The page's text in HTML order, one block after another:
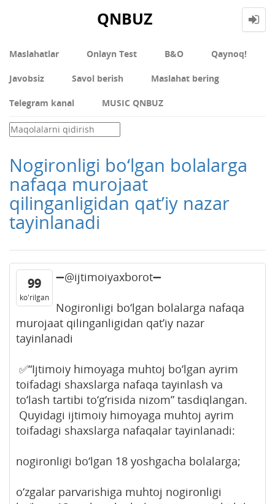
QNBUZ
Maslahatlar Onlayn Test В&О Qaynoq!
Javobsiz Savol berish Maslahat bering
Telegram kanal MUSIC QNBUZ
Nogironligi bo‘lgan bolalarga
nafaqa murojaat
qilinganligidan qat’iy nazar
tayinlanadi
99
ko'rilgan
➖@ijtimoiyaxborot➖
Nogironligi bo‘lgan bolalarga nafaqa
murojaat qilinganligidan qat’iy nazar
tayinlanadi
✅“Ijtimoiy himoyaga muhtoj bo‘lgan ayrim
toifadagi shaxslarga nafaqa tayinlash va
to‘lash tartibi to‘g‘risida nizom” tasdiqlangan.
Quyidagi ijtimoiy himoyaga muhtoj ayrim
toifadagi shaxslarga nafaqalar tayinlanadi:
nogironligi bo‘lgan 18 yoshgacha bolalarga;
o‘zgalar parvarishiga muhtoj nogironligi